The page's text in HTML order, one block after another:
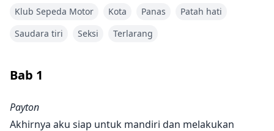
Payton selalu menjadi gadis baik sepanjang hidupnya.
dan menjalani hidupnya sendiri. Yang tidak dia duga
muncul dalam hidup mereka dan menjadi teman
Marinir dengan perut berotot, tapi dia juga seorang
mekanik motor yang suka bicara kotor padanya. Kata-
Klub Sepeda Motor
Kota Panas
Patah hati
Saudara tiri
Seksi Terlarang
Bab 1
Payton
Akhirnya aku siap untuk mandiri dan melakukan